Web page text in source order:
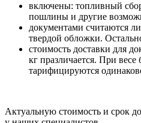
включены: топливный
пошлины и другие
документами считаются
твердой обложки.
стоимость доставки для
кг празличается. При весе
тарифицируются
Актуальную стоимость и срок